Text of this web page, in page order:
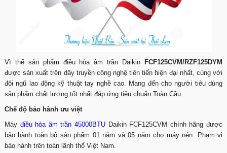
Vì thế sản phẩm điều hòa âm trần Daikin
FCF125CVM/RZF125DYM
được sản xuất trên dây truyền công nghệ tiên tiến hiện đại nhất, cùng với
đội ngũ lao động kỹ thuật tay nghề cao. Mang đến cho người tiêu dùng
sản phẩm chất lượng tốt nhất đáp ứng tiêu chuẩn Toàn Cầu.
Chế độ bảo hành ưu việt
Máy điều hòa âm trần 45000BTU Daikin FCF125CVM chính hãng được
bảo hành toàn bộ sản phẩm 01 năm và 05 năm cho máy nén. Phạm vi
bảo hành trên toàn lãnh thổ Việt Nam.